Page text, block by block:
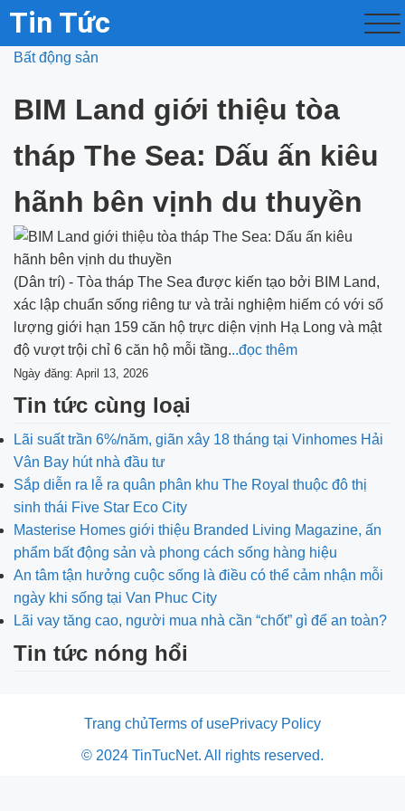
Tin Tức
Bất động sản
BIM Land giới thiệu tòa
tháp The Sea: Dấu ấn kiêu
hãnh bên vịnh du thuyền
(Dân trí) - Tòa tháp The Sea được kiến tạo bởi BIM Land,
xác lập chuẩn sống riêng tư và trải nghiệm hiếm có với số
lượng giới hạn 159 căn hộ trực diện vịnh Hạ Long và mật
độ vượt trội chỉ 6 căn hộ mỗi tầng...đọc thêm
Ngày đăng: April 13, 2026
Tin tức cùng loại
Lãi suất trần 6%/năm, giãn xây 18 tháng tại Vinhomes Hải
Vân Bay hút nhà đầu tư
Sắp diễn ra lễ ra quân phân khu The Royal thuộc đô thị
sinh thái Five Star Eco City
Masterise Homes giới thiệu Branded Living Magazine, ấn
phẩm bất động sản và phong cách sống hàng hiệu
An tâm tận hưởng cuộc sống là điều có thể cảm nhận mỗi
ngày khi sống tại Van Phuc City
Lãi vay tăng cao, người mua nhà cần “chốt” gì để an toàn?
Tin tức nóng hổi
Trang chủTerms of usePrivacy Policy
© 2024 TinTucNet. All rights reserved.